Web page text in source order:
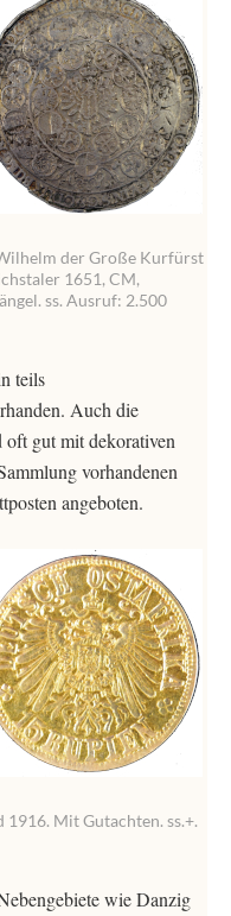
der Große Kurfürst
1651, CM,
ss. Ausruf: 2.500
teils
Auch die
oft gut mit dekorativen
vorhandenen
angeboten.
Mit Gutachten. ss.+.
wie Danzig